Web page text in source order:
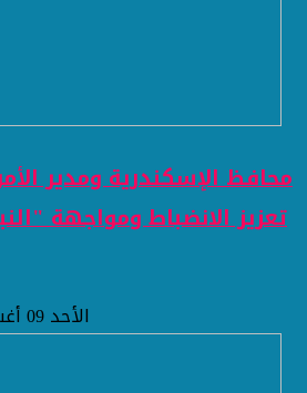
محافظ الإسكندرية ومدير
تعزيز الانضباط ومواجهة
الأحد 09 أغسطس 2026 10:43 مساءً